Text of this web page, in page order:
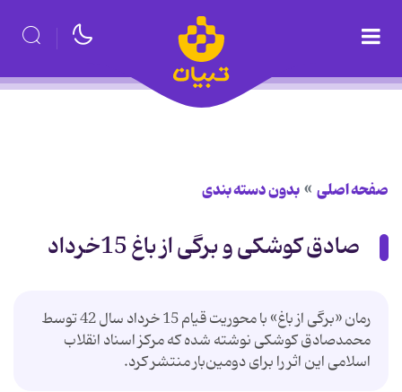
صفحه اصلی بدون دسته بندی
صادق کوشکی و برگی از باغ 15خرداد
رمان «برگی از باغ» با محوریت قیام 15 خرداد سال 42 توسط
محمدصادق کوشکی نوشته شده که مرکز اسناد انقلاب
اسلامی این اثر را برای دومین‌بار منتشر کرد.